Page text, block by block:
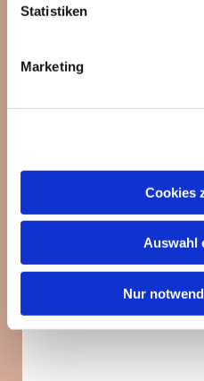
Statistiken
Marketing
Cookies
Auswahl
Nur